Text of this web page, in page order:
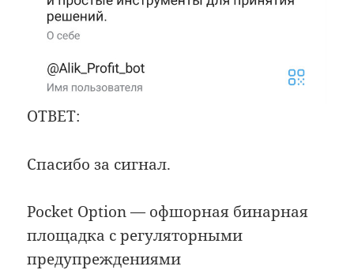
ОТВЕТ:
Спасибо за сигнал.
Pocket Option — офшорная бинарная
площадка с регуляторными
предупреждениями